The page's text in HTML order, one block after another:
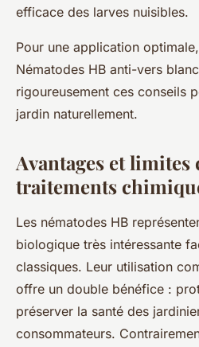
efficace des larves nuisibles.
Pour une application
Nématodes HB anti-vers
rigoureusement ces conseils
jardin naturellement.
Avantages et limites
traitements
Les nématodes HB
biologique très intéressante
classiques. Leur utilisation
offre un double bénéfice :
préserver la santé des
consommateurs.